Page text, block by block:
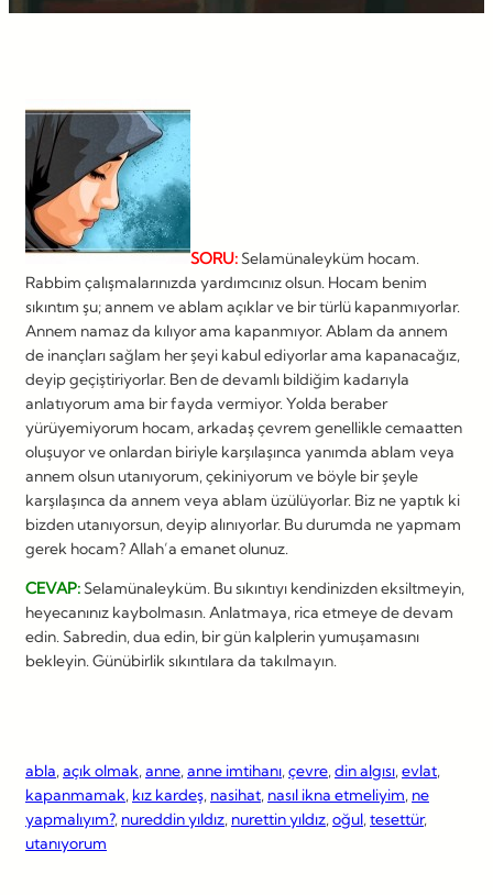
SORU:Selamünaleyküm hocam.
Rabbim çalışmalarınızda yardımcınız olsun. Hocam benim
sıkıntım şu; annem ve ablam açıklar ve bir türlü kapanmıyorlar.
Annem namaz da kılıyor ama kapanmıyor. Ablam da annem
de inançları sağlam her şeyi kabul ediyorlar ama kapanacağız,
deyip geçiştiriyorlar. Ben de devamlı bildiğim kadarıyla
anlatıyorum ama bir fayda vermiyor. Yolda beraber
yürüyemiyorum hocam, arkadaş çevrem genellikle cemaatten
oluşuyor ve onlardan biriyle karşılaşınca yanımda ablam veya
annem olsun utanıyorum, çekiniyorum ve böyle bir şeyle
karşılaşınca da annem veya ablam üzülüyorlar. Biz ne yaptık ki
bizden utanıyorsun, deyip alınıyorlar. Bu durumda ne yapmam
gerek hocam? Allah’a emanet olunuz.
CEVAP:Selamünaleyküm. Bu sıkıntıyı kendinizden eksiltmeyin,
heyecanınız kaybolmasın. Anlatmaya, rica etmeye de devam
edin. Sabredin, dua edin, bir gün kalplerin yumuşamasını
bekleyin. Günübirlik sıkıntılara da takılmayın.
abla, açık olmak, anne, anne imtihanı, çevre, din algısı, evlat
kapanmamak, kız kardeş, nasihat, nasıl ikna etmeliyim, ne
yapmalıyım?, nureddin yıldız, nurettin yıldız, oğul, tesettür
utanıyorum